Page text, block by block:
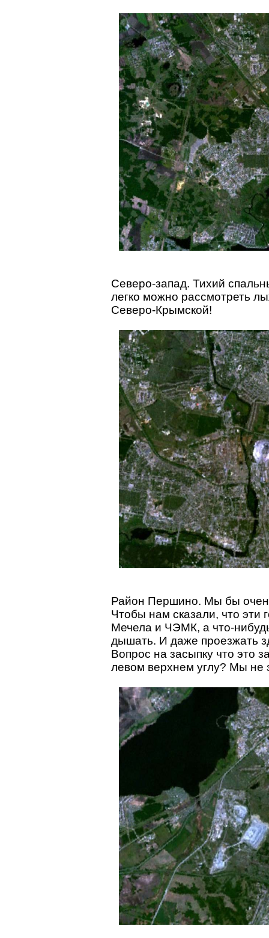
Северо-запад. Тихий
легко можно рассмотреть
Северо-Крымской!
Район Першино. Мы бы
Чтобы нам сказали, что эти
Мечела и ЧЭМК, а что-
дышать. И даже проезжать
Вопрос на засыпку что это
левом верхнем углу? Мы не